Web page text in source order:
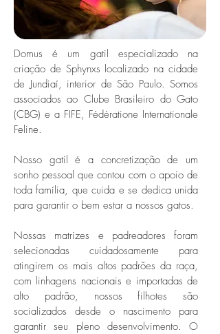
Domus é um gatil especializado na
criação de Sphynxs localizado na cidade
de Jundiaí, interior de São Paulo. Somos
associados ao Clube Brasileiro do Gato
(CBG) e a FIFE, Fédératione Internationale
Feline.
Nosso gatil é a concretização de um
sonho pessoal que contou com o apoio de
toda família, que cuida e se dedica unida
para garantir o bem estar a nossos gatos.
Nossas matrizes e padreadores foram
selecionadas cuidadosamente para
atingirem os mais altos padrões da raça,
com linhagens nacionais e importadas de
alto padrão, nossos filhotes são
socializados desde o nascimento para
garantir seu pleno desenvolvimento. O